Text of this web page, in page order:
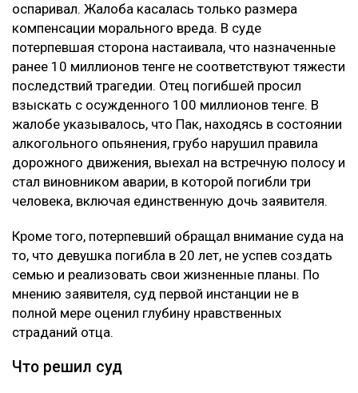
оспаривал. Жалоба касалась только размера
компенсации морального вреда. В суде
потерпевшая сторона настаивала, что назначенные
ранее 10 миллионов тенге не соответствуют тяжести
последствий трагедии. Отец погибшей просил
взыскать с осужденного 100 миллионов тенге. В
жалобе указывалось, что Пак, находясь в состоянии
алкогольного опьянения, грубо нарушил правила
дорожного движения, выехал на встречную полосу и
стал виновником аварии, в которой погибли три
человека, включая единственную дочь заявителя.
Кроме того, потерпевший обращал внимание суда на
то, что девушка погибла в 20 лет, не успев создать
семью и реализовать свои жизненные планы. По
мнению заявителя, суд первой инстанции не в
полной мере оценил глубину нравственных
страданий отца.
Что решил суд